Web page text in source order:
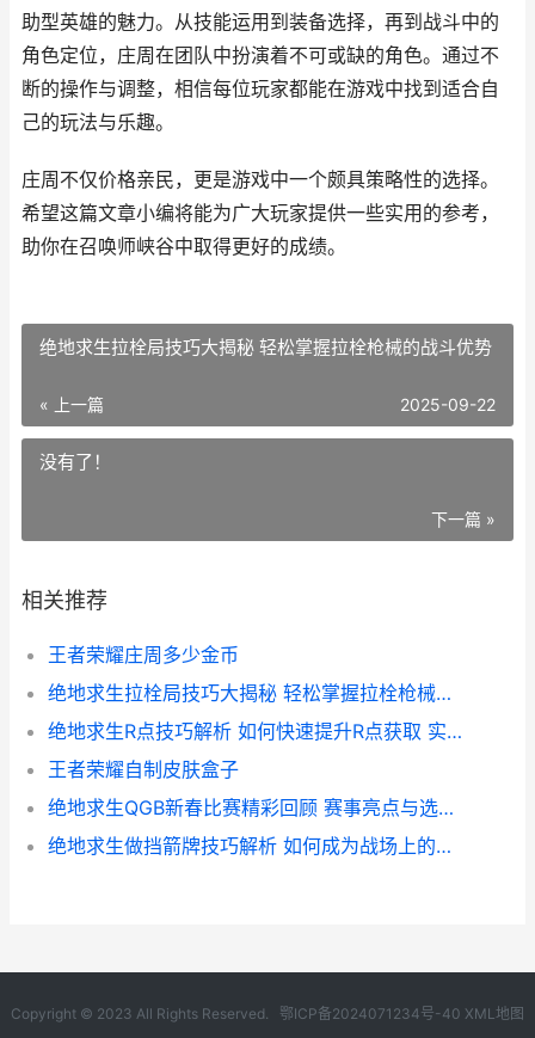
助型英雄的魅力。从技能运用到装备选择，再到战斗中的
角色定位，庄周在团队中扮演着不可或缺的角色。通过不
断的操作与调整，相信每位玩家都能在游戏中找到适合自
己的玩法与乐趣。
庄周不仅价格亲民，更是游戏中一个颇具策略性的选择。
希望这篇文章小编将能为广大玩家提供一些实用的参考，
助你在召唤师峡谷中取得更好的成绩。
绝地求生拉栓局技巧大揭秘 轻松掌握拉栓枪械的战斗优势
« 上一篇 2025-09-22
没有了！
下一篇 »
相关推荐
王者荣耀庄周多少金币
绝地求生拉栓局技巧大揭秘 轻松掌握拉栓枪械的战斗优势
绝地求生R点技巧解析 如何快速提升R点获取 实战攻略大揭秘
王者荣耀自制皮肤盒子
绝地求生QGB新春比赛精彩回顾 赛事亮点与选手表现盘点
绝地求生做挡箭牌技巧解析 如何成为战场上的神秘守护者
Copyright © 2023 All Rights Reserved. 鄂ICP备2024071234号-40 XML地图